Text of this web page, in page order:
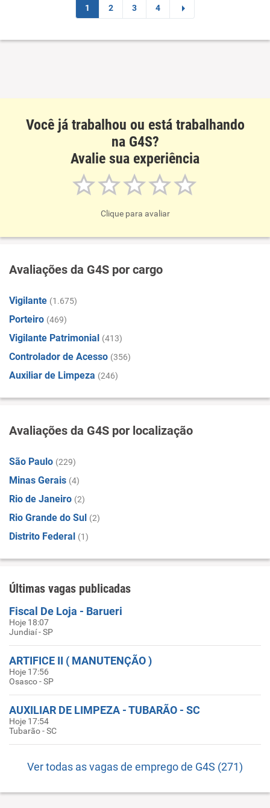
1 2 3 4
Você já trabalhou ou está trabalhando
na G4S?
Avalie sua experiência
Clique para avaliar
Avaliações da G4S por cargo
Vigilante (1.675)
Porteiro (469)
Vigilante Patrimonial (413)
Controlador de Acesso (356)
Auxiliar de Limpeza (246)
Avaliações da G4S por localização
São Paulo (229)
Minas Gerais (4)
Rio de Janeiro (2)
Rio Grande do Sul (2)
Distrito Federal (1)
Últimas vagas publicadas
Fiscal De Loja - Barueri
Hoje 18:07
Jundiaí - SP
ARTIFICE II ( MANUTENÇÃO )
Hoje 17:56
Osasco - SP
AUXILIAR DE LIMPEZA - TUBARÃO - SC
Hoje 17:54
Tubarão - SC
Ver todas as vagas de emprego de G4S (271)